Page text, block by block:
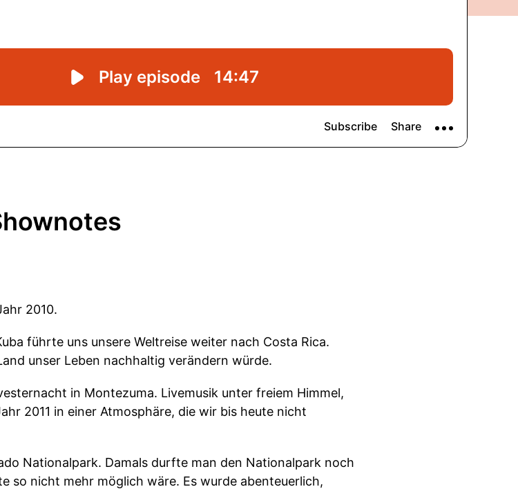
2010.
führte uns unsere Weltreise weiter nach Costa Rica.
unser Leben nachhaltig verändern würde.
in Montezuma. Livemusik unter freiem Himmel,
2011 in einer Atmosphäre, die wir bis heute nicht
Nationalpark. Damals durfte man den Nationalpark noch
so nicht mehr möglich wäre. Es wurde abenteuerlich,